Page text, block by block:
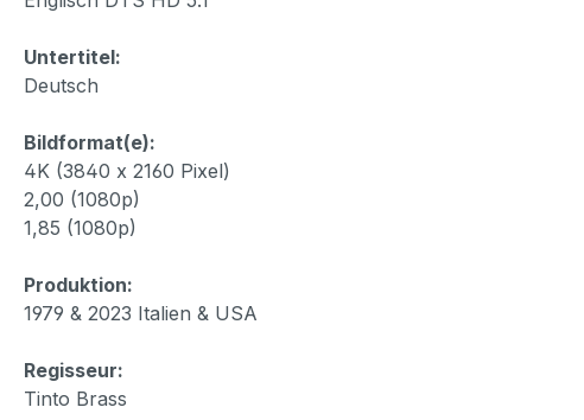
Untertitel:
Deutsch
Bildformat(e):
4K (3840 x 2160 Pixel)
2,00 (1080p)
1,85 (1080p)
Produktion:
1979 & 2023 Italien & USA
Regisseur:
Tinto Brass